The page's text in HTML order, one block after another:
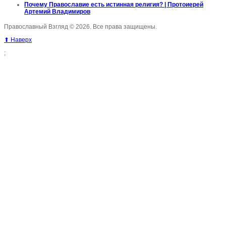
Почему Православие есть истинная религия? | Протоиерей
Артемий Владимиров
Православный Взгляд © 2026. Все права защищены.
⬆ Наверх
;